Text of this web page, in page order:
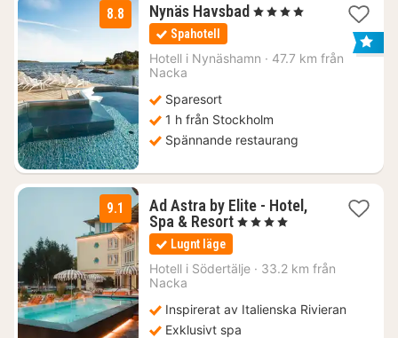
8.8 Nynäs Havsbad 1
1995
, 4 Stjärnor
Spahotell
Hotell i Nynäshamn · 47.7 km från
Nacka
Sparesort
1 h från Stockholm
Spännande restaurang
9.1
Ad Astra by Elite - Hotel,
Spa & Resort1
1129
, 4 Stjärnor
Lugnt läge
Hotell i Södertälje · 33.2 km från
Nacka
Inspirerat av Italienska Rivieran
Exklusivt spa